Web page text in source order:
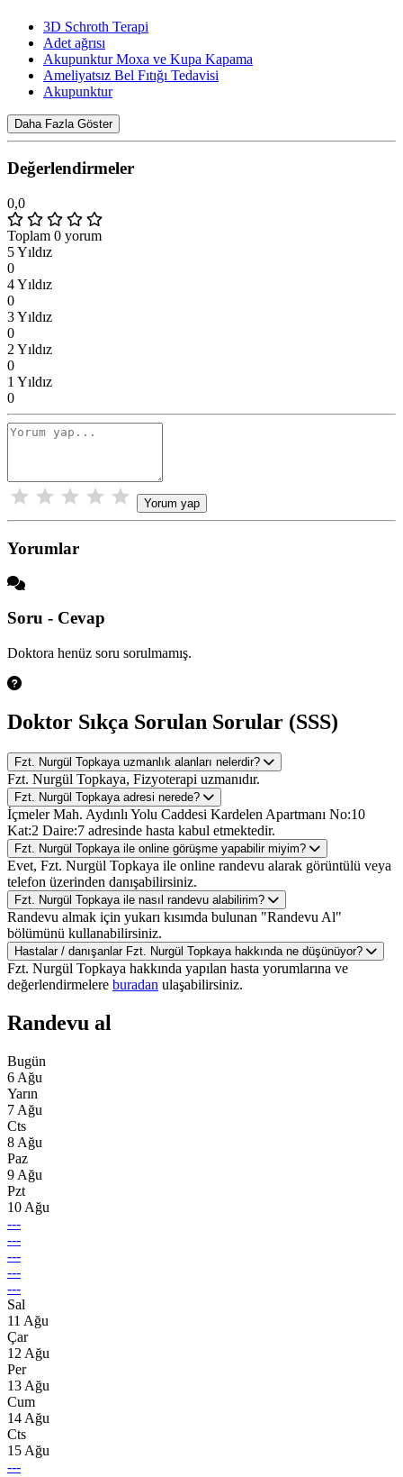
3D Schroth Terapi
Adet ağrısı
Akupunktur Moxa ve Kupa Kapama
Ameliyatsız Bel Fıtığı Tedavisi
Akupunktur
Daha Fazla Göster
Değerlendirmeler
0,0
Toplam 0 yorum
5 Yıldız
0
4 Yıldız
0
3 Yıldız
0
2 Yıldız
0
1 Yıldız
0
Yorum yap
Yorumlar
Soru - Cevap
Doktora henüz soru sorulmamış.
Doktor Sıkça Sorulan Sorular (SSS)
Fzt. Nurgül Topkaya uzmanlık alanları nelerdir?
Fzt. Nurgül Topkaya, Fizyoterapi uzmanıdır.
Fzt. Nurgül Topkaya adresi nerede?
İçmeler Mah. Aydınlı Yolu Caddesi Kardelen Apartmanı No:10
Kat:2 Daire:7 adresinde hasta kabul etmektedir.
Fzt. Nurgül Topkaya ile online görüşme yapabilir miyim?
Evet, Fzt. Nurgül Topkaya ile online randevu alarak görüntülü veya
telefon üzerinden danışabilirsiniz.
Fzt. Nurgül Topkaya ile nasıl randevu alabilirim?
Randevu almak için yukarı kısımda bulunan "Randevu Al"
bölümünü kullanabilirsiniz.
Hastalar / danışanlar Fzt. Nurgül Topkaya hakkında ne düşünüyor?
Fzt. Nurgül Topkaya hakkında yapılan hasta yorumlarına ve
değerlendirmelere buradan ulaşabilirsiniz.
Randevu al
Bugün
6 Ağu
Yarın
7 Ağu
Cts
8 Ağu
Paz
9 Ağu
Pzt
10 Ağu
---
---
---
---
---
Sal
11 Ağu
Çar
12 Ağu
Per
13 Ağu
Cum
14 Ağu
Cts
15 Ağu
---